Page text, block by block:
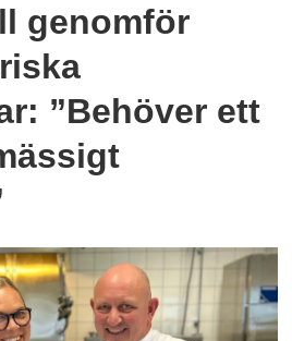
genomför
”Behöver ett